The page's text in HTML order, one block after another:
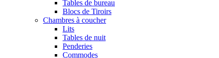
Tables de bureau
Blocs de Tiroirs
Chambres à coucher
Lits
Tables de nuit
Penderies
Commodes